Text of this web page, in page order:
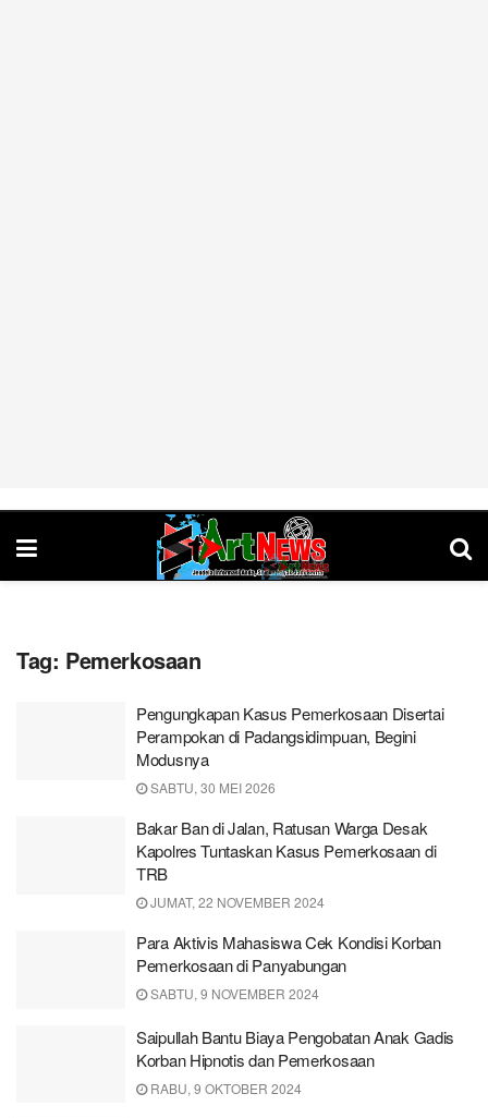
Tag: Pemerkosaan
Pengungkapan Kasus Pemerkosaan Disertai
Perampokan di Padangsidimpuan, Begini
Modusnya
SABTU, 30 MEI 2026
Bakar Ban di Jalan, Ratusan Warga Desak
Kapolres Tuntaskan Kasus Pemerkosaan di
TRB
JUMAT, 22 NOVEMBER 2024
Para Aktivis Mahasiswa Cek Kondisi Korban
Pemerkosaan di Panyabungan
SABTU, 9 NOVEMBER 2024
Saipullah Bantu Biaya Pengobatan Anak Gadis
Korban Hipnotis dan Pemerkosaan
RABU, 9 OKTOBER 2024